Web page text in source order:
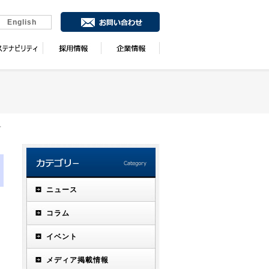
English
ニュース
コラム
イベント
メディア掲載情報